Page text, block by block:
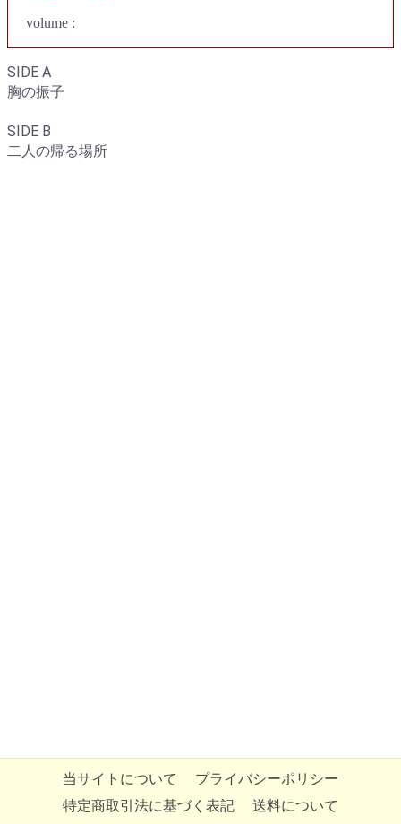
volume :
SIDE A
胸の振子
SIDE B
二人の帰る場所
当サイトについて
プライバシーポリシー
特定商取引法に基づく表記
送料について